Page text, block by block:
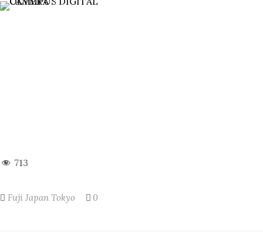
713
Fuji Japan Tokyo 0